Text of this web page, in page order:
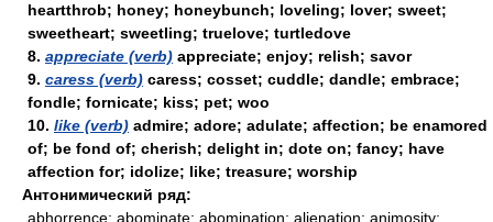
heartthrob; honey; honeybunch; loveling; lover; sweet;
sweetheart; sweetling; truelove; turtledove
8. appreciate (verb) appreciate; enjoy; relish; savor
9. caress (verb) caress; cosset; cuddle; dandle; embrace;
fondle; fornicate; kiss; pet; woo
10. like (verb) admire; adore; adulate; affection; be enamored
of; be fond of; cherish; delight in; dote on; fancy; have
affection for; idolize; like; treasure; worship
Антонимический ряд:
abhorrence; abominate; abomination; alienation; animosity;